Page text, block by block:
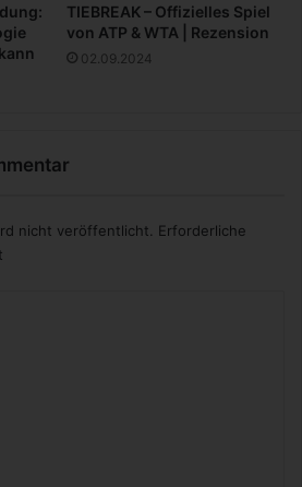
TIEBREAK – Offizielles Spiel
von ATP & WTA | Rezension
02.09.2024
nicht veröffentlicht.
Erforderliche